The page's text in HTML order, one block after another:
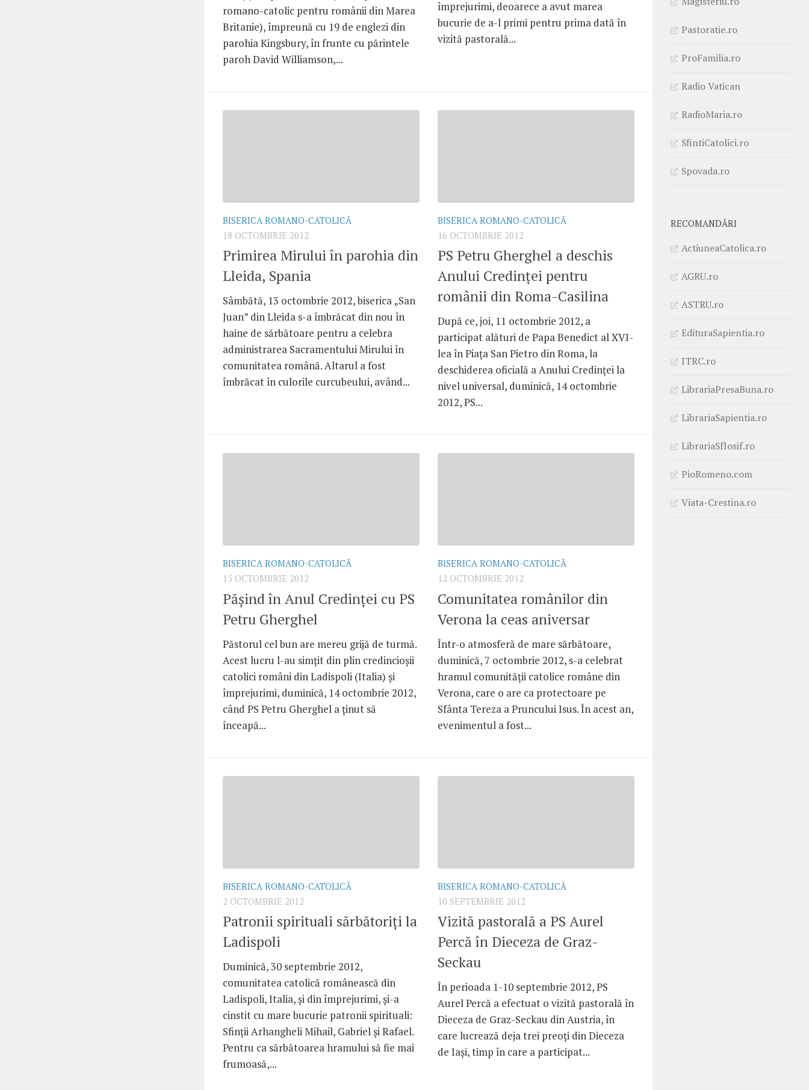
romano-catolic pentru românii din Marea
Britanie), împreună cu 19 de englezi din
parohia Kingsbury, în frunte cu părintele
paroh David Williamson,...
împrejurimi, deoarece a avut marea
bucurie de a-l primi pentru prima dată în
vizită pastorală...
BISERICA ROMANO-CATOLICĂ
18 OCTOMBRIE 2012
Primirea Mirului în parohia din
Lleida, Spania
Sâmbătă, 13 octombrie 2012, biserica „San
Juan” din Lleida s-a îmbrăcat din nou în
haine de sărbătoare pentru a celebra
administrarea Sacramentului Mirului în
comunitatea română. Altarul a fost
îmbrăcat în culorile curcubeului, având...
BISERICA ROMANO-CATOLICĂ
16 OCTOMBRIE 2012
PS Petru Gherghel a deschis
Anului Credinţei pentru
românii din Roma-Casilina
După ce, joi, 11 octombrie 2012, a
participat alături de Papa Benedict al XVI-
lea în Piaţa San Pietro din Roma, la
deschiderea oficială a Anului Credinţei la
nivel universal, duminică, 14 octombrie
2012, PS...
BISERICA ROMANO-CATOLICĂ
15 OCTOMBRIE 2012
Păşind în Anul Credinţei cu PS
Petru Gherghel
Păstorul cel bun are mereu grijă de turmă.
Acest lucru l-au simţit din plin credincioşii
catolici români din Ladispoli (Italia) şi
împrejurimi, duminică, 14 octombrie 2012,
când PS Petru Gherghel a ţinut să
înceapă...
BISERICA ROMANO-CATOLICĂ
12 OCTOMBRIE 2012
Comunitatea românilor din
Verona la ceas aniversar
Într-o atmosferă de mare sărbătoare,
duminică, 7 octombrie 2012, s-a celebrat
hramul comunităţii catolice române din
Verona, care o are ca protectoare pe
Sfânta Tereza a Pruncului Isus. În acest an,
evenimentul a fost...
BISERICA ROMANO-CATOLICĂ
2 OCTOMBRIE 2012
Patronii spirituali sărbătoriţi la
Ladispoli
Duminică, 30 septembrie 2012,
comunitatea catolică românească din
Ladispoli, Italia, şi din împrejurimi, şi-a
cinstit cu mare bucurie patronii spirituali:
Sfinţii Arhangheli Mihail, Gabriel şi Rafael.
Pentru ca sărbătoarea hramului să fie mai
frumoasă,...
BISERICA ROMANO-CATOLICĂ
10 SEPTEMBRIE 2012
Vizită pastorală a PS Aurel
Percă în Dieceza de Graz-
Seckau
În perioada 1-10 septembrie 2012, PS
Aurel Percă a efectuat o vizită pastorală în
Dieceza de Graz-Seckau din Austria, în
care lucrează deja trei preoţi din Dieceza
de Iaşi, timp în care a participat...
Pastoratie.ro
ProFamilia.ro
Radio Vatican
RadioMaria.ro
SfintiCatolici.ro
Spovada.ro
RECOMANDĂRI
ActiuneaCatolica.ro
AGRU.ro
ASTRU.ro
EdituraSapientia.ro
ITRC.ro
LibrariaPresaBuna.ro
LibrariaSapientia.ro
LibrariaSfIosif.ro
PioRomeno.com
Viata-Crestina.ro